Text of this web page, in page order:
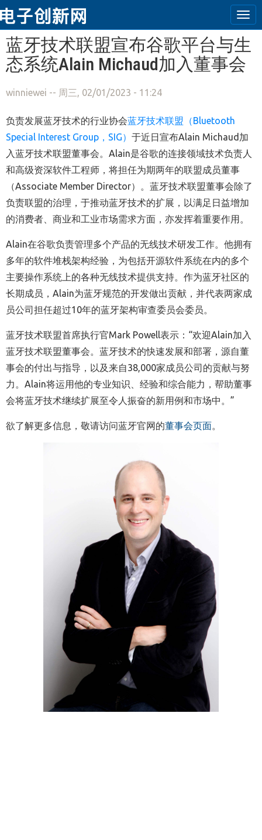
跳转到主要内容
蓝牙技术联盟宣布谷歌平台与生
态系统Alain Michaud加入董事会
winniewei -- 周三, 02/01/2023 - 11:24
负责发展蓝牙技术的行业协会蓝牙技术联盟（Bluetooth
Special Interest Group ， SIG） 于近日宣布Alain Michaud加
入蓝牙技术联盟董事会。Alain是谷歌的连接领域技术负责人
和高级资深软件工程师，将担任为期两年的联盟成员董事
（Associate Member Director）。蓝牙技术联盟董事会除了
负责联盟的治理，于推动蓝牙技术的扩展，以满足日益增加
的消费者、商业和工业市场需求方面，亦发挥着重要作用。
Alain在谷歌负责管理多个产品的无线技术研发工作。他拥有
多年的软件堆栈架构经验，为包括开源软件系统在内的多个
主要操作系统上的各种无线技术提供支持。作为蓝牙社区的
长期成员，Alain为蓝牙规范的开发做出贡献，并代表两家成
员公司担任超过10年的蓝牙架构审查委员会委员。
蓝牙技术联盟首席执行官Mark Powell表示：“欢迎Alain加入
蓝牙技术联盟董事会。蓝牙技术的快速发展和部署，源自董
事会的付出与指导，以及来自38,000家成员公司的贡献与努
力。Alain将运用他的专业知识、经验和综合能力，帮助董事
会将蓝牙技术继续扩展至令人振奋的新用例和市场中。”
欲了解更多信息，敬请访问蓝牙官网的董事会页面。